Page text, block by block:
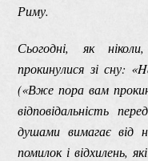
Риму.
Сьогодні, як
прокинулися зі сну:
(«Вже пора вам
відповідальність
душами вимагає від
помилок і відхилень,